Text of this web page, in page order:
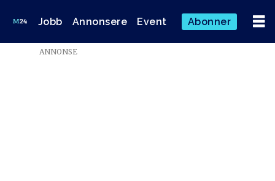
Jobb Annonsere Event Abonner
ANNONSE